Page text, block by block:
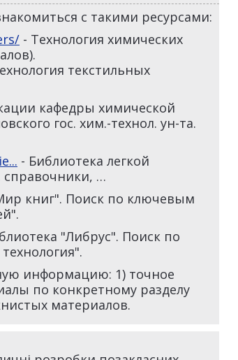
с такими ресурсами:
- Технология химических
текстильных
кафедры химической
гос. хим.-технол. ун-та.
- Библиотека легкой
…
книг". Поиск по ключевым
"Либрус". Поиск по
информацию: 1) точное
по конкретному разделу
материалов.